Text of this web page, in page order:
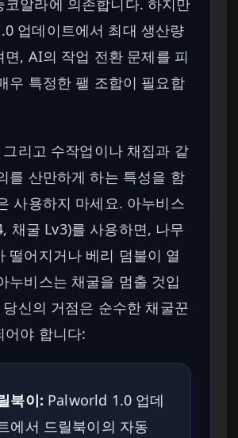
코알라에 의존합니다. 하지만
업데이트에서 최대 생산량
면, AI의 작업 전환 문제를 피
우 특정한 팰 조합이 필요합
리고 수작업이나 채집과 같
를 산만하게 하는 특성을 함
사용하지 마세요. 아누비스
채굴 Lv3)를 사용하면, 나무
떨어지거나 베리 덤불이 열
누비스는 채굴을 멈출 것입
신의 거점은 순수한 채굴꾼
어야 합니다:
북이: Palworld 1.0 업데
에서 드릴북이의 자동